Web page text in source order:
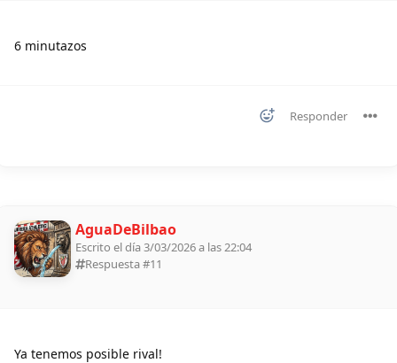
6 minutazos
Responder
AguaDeBilbao
Escrito el día 3/03/2026 a las 22:04
Respuesta #11
Ya tenemos posible rival!